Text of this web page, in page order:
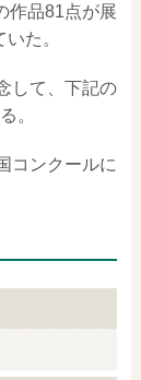
作品81点が展
た。
して、下記の
。
コンクールに